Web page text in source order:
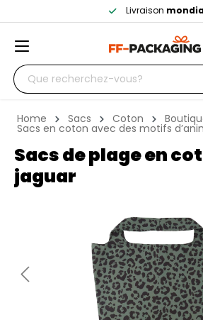
Livraison
Home Sacs Coton
Sacs en coton avec des motifs
Sacs de plage en
jaguar